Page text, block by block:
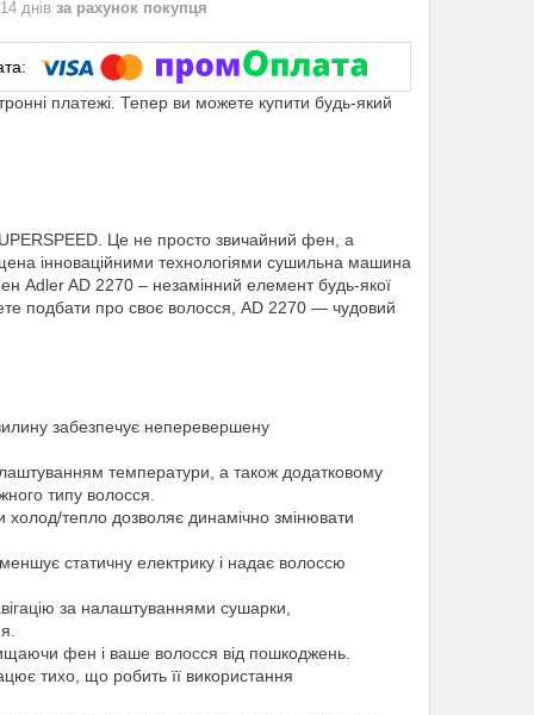
днів за рахунок покупця
платежі. Тепер ви можете купити будь-який
Це не просто звичайний фен, а
інноваційними технологіями сушильна машина
Adler AD 2270 – незамінний елемент будь-якої
подбати про своє волосся, AD 2270 — чудовий
забезпечує неперевершену
температури, а також додатковому
типу волосся.
тепло дозволяє динамічно змінювати
статичну електрику і надає волоссю
за налаштуваннями сушарки,
фен і ваше волосся від пошкоджень.
тихо, що робить її використання